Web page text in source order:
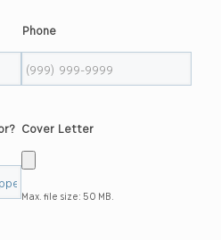
Phone
Cover Letter
Max. file size: 50 MB.